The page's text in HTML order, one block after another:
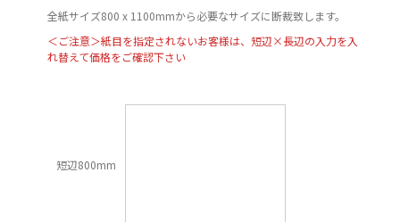
全紙サイズ800 x 1100mmから必要なサイズに断裁致します。
＜ご注意＞紙目を指定されないお客様は、短辺×長辺の入力を入
れ替えて価格をご確認下さい
短辺800mm